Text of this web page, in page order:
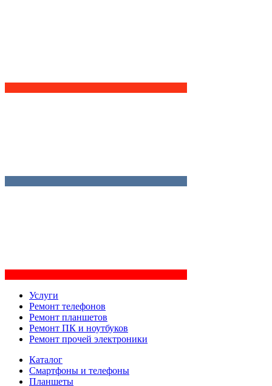
Услуги
Ремонт телефонов
Ремонт планшетов
Ремонт ПК и ноутбуков
Ремонт прочей электроники
Каталог
Смартфоны и телефоны
Планшеты